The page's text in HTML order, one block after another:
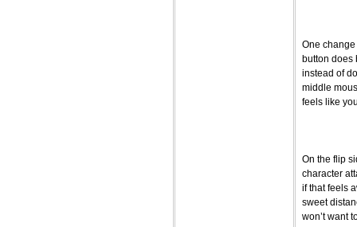
One
button does
instead of
middle
feels like
On the flip
character
if that feels
sweet
won’t want